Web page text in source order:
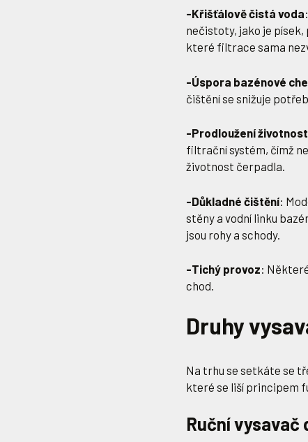
-Křišťálově čistá voda
nečistoty, jako je písek,
které filtrace sama
-Úspora bazénové
čištění se snižuje
-Prodloužení
filtrační systém, čímž
životnost čerpadla.
-Důkladné čištění:
stěny a vodní linku
jsou rohy a schody.
-Tichý provoz:
chod.
Druhy
Na trhu se setkáte se
které se liší principem
Ruční vysavač